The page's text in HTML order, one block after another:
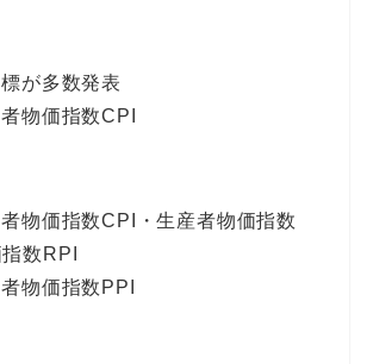
が多数発表
物価指数CPI
物価指数CPI・生産者物価指数
数RPI
物価指数PPI